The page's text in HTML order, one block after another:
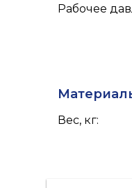
Рабочее
Вес, кг: